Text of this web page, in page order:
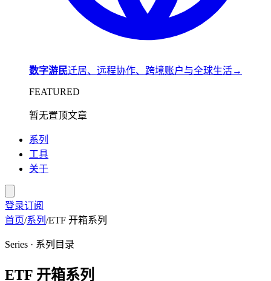
数字游民迁居、远程协作、跨境账户与全球生活→
FEATURED
暂无置顶文章
系列
工具
关于
登录订阅
首页/系列 /ETF 开箱系列
Series · 系列目录
ETF 开箱系列